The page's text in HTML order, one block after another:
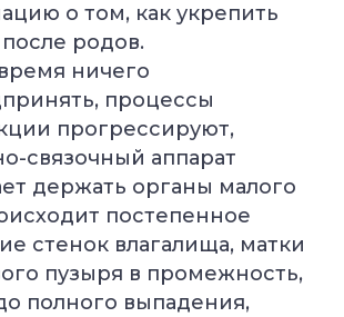
о том, как укрепить
родов.
ничего
процессы
прогрессируют,
связочный аппарат
держать органы малого
постепенное
стенок влагалища, матки
пузыря в промежность,
полного выпадения,